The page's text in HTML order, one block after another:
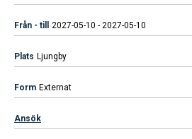
2027-05-10 - 2027-05-10
Ljungby
Externat
Ansök